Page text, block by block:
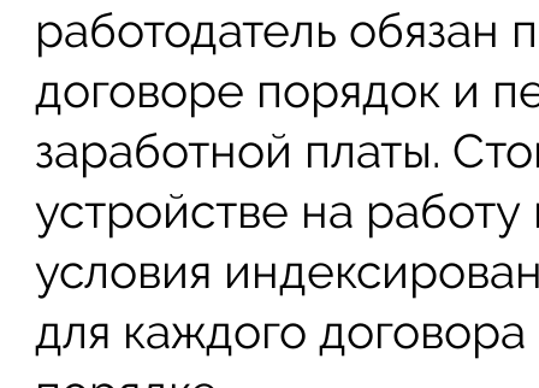
работодатель обязан
договоре порядок и
заработной платы.
устройстве на работу
условия
для каждого